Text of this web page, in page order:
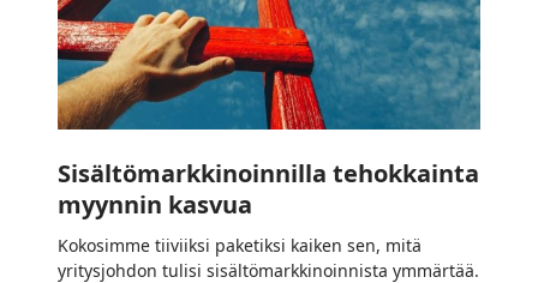
Sisältömarkkinoinnilla tehokkainta
myynnin kasvua
Kokosimme tiiviiksi paketiksi kaiken sen, mitä
yritysjohdon tulisi sisältömarkkinoinnista ymmärtää.